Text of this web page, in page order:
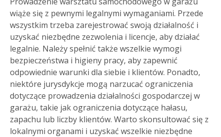
wiąże się z pewnymi legalnymi wymaganiami. Przede
wszystkim trzeba zarejestrować swoją działalność i
uzyskać niezbędne zezwolenia i licencje, aby działać
legalnie. Należy spełnić także wszelkie wymogi
bezpieczeństwa i higieny pracy, aby zapewnić
odpowiednie warunki dla siebie i klientów. Ponadto,
niektóre jurysdykcje mogą narzucać ograniczenia
dotyczące prowadzenia działalności gospodarczej w
garażu, takie jak ograniczenia dotyczące hałasu,
zapachu lub liczby klientów. Warto skonsultować się z
lokalnymi organami i uzyskać wszelkie niezbędne